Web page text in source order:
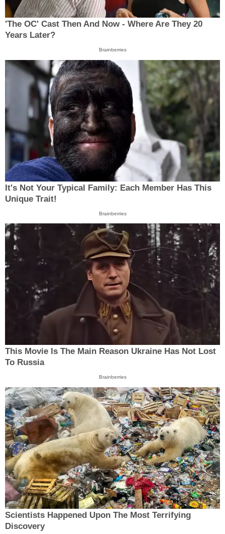
'The OC' Cast Then And Now - Where Are They 20
Years Later?
Brainberries
It's Not Your Typical Family: Each Member Has This
Unique Trait!
Brainberries
This Movie Is The Main Reason Ukraine Has Not Lost
To Russia
Brainberries
Scientists Happened Upon The Most Terrifying
Discovery